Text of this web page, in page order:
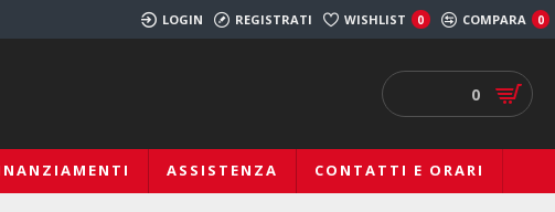
LOGIN REGISTRATI WISHLIST 0 COMPARA 0
0
ASSISTENZA CONTATTI E ORARI